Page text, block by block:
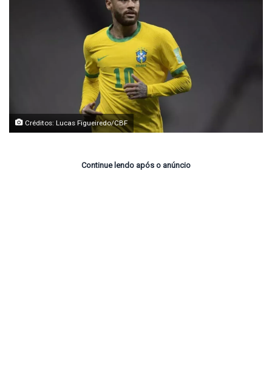
Créditos: Lucas Figueiredo/CBF
Continue lendo após o anúncio